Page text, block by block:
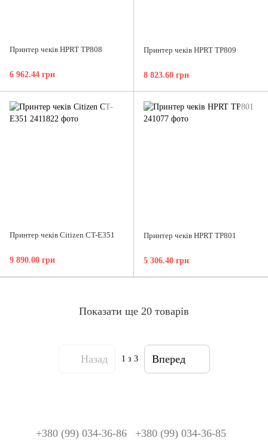
Принтер чеків HPRT TP808
6 962.44 грн
Принтер чеків HPRT TP809
8 823.60 грн
Принтер чеків Citizen CT-E351
9 890.00 грн
Принтер чеків HPRT TP801
5 306.40 грн
Показати ще 20 товарів
Назад 1 з 3 Вперед
+380 (99) 034-36-86 +380 (99) 034-36-85